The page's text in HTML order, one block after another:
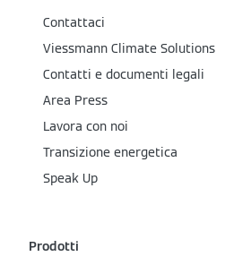
Contattaci
Viessmann Climate Solutions
Contatti e documenti legali
Area Press
Lavora con noi
Transizione energetica
Speak Up
Prodotti